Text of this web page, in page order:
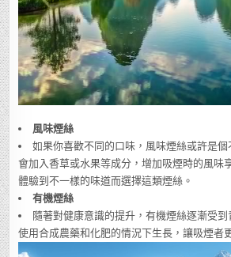
風味煙絲
如果你喜歡不同的口味，風味煙絲或許是
會加入香草或水果等成分，增加吸煙時的風味
體驗到不一樣的味道而選擇這類煙絲。
有機煙絲
隨著對健康意識的提升，有機煙絲逐漸受
使用合成農藥和化肥的情況下生長，讓吸煙者